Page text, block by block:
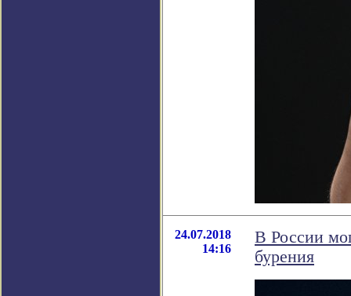
24.07.2018
14:16
В России
бурения